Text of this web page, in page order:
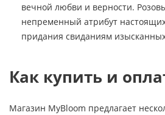
вечной любви и верности.
непременный атрибут
придания свиданиям
Как купить и
Магазин MyBloom предлагает